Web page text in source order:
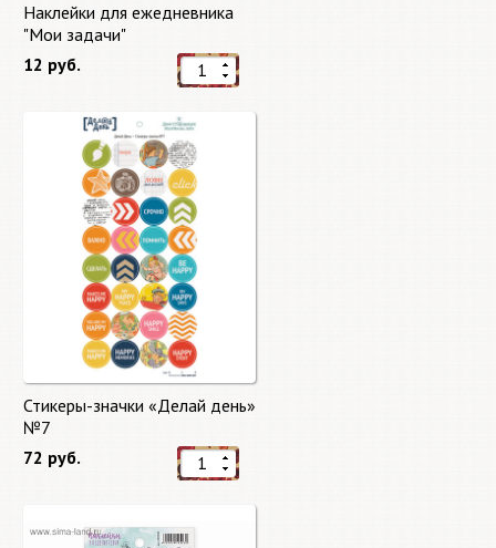
Наклейки для ежедневника
"Мои задачи"
12 руб.
Стикеры-значки «Делай день»
№7
72 руб.